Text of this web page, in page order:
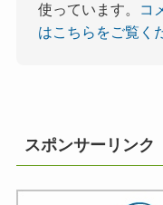
使っています。
コ
はこちらをご覧く
スポンサーリンク